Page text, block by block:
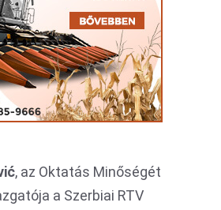
, az Oktatás Minőségét
a Szerbiai RTV